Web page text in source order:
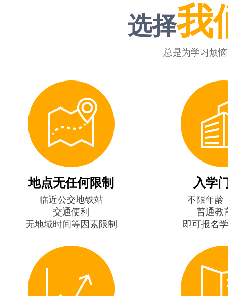
选择我
总是为学习烦
地点无任何限制
临近公交地铁站
交通便利
无地域时间等因素限制
入学
不限年龄
普通教
即可报名